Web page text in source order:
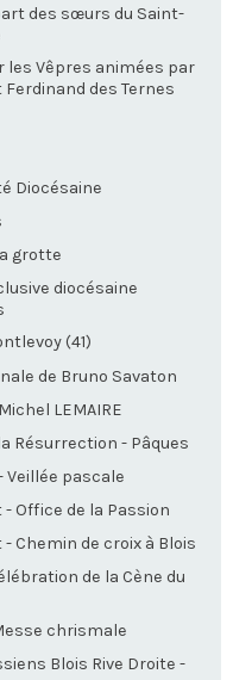
des sœurs du Saint-
les Vêpres animées par
des Ternes
Diocésaine
grotte
diocésaine
(41)
de Bruno Savaton
LEMAIRE
Résurrection - Pâques
Veillée pascale
- Office de la Passion
- Chemin de croix à Blois
de la Cène du
chrismale
Blois Rive Droite -